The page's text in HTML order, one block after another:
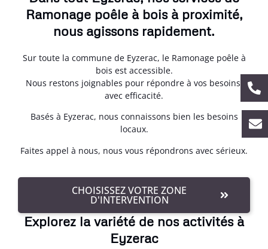
Ramonage poêle à bois à proximité,
nous agissons rapidement.
Sur toute la commune de Eyzerac, le Ramonage poêle à
bois est accessible.
Nous restons joignables pour répondre à vos besoins,
avec efficacité.
Basés à Eyzerac, nous connaissons bien les besoins
locaux.
Faites appel à nous, nous vous répondrons avec sérieux.
CHOISISSEZ VOTRE ZONE
D'INTERVENTION
Explorez la variété de nos activités à
Eyzerac